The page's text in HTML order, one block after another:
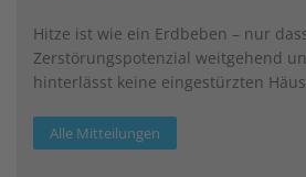
Hitze ist wie ein Erdbeben – nur
Zerstörungspotenzial weitgehend
hinterlässt keine eingestürzten
Alle Mitteilungen